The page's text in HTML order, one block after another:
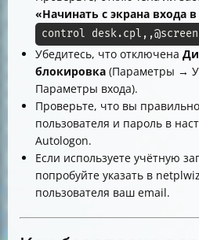
«Начинать с экрана входа
control
Убедитесь, что отключена
блокировка (Параметры →
Параметры входа).
Проверьте, что вы
пользователя и пароль в
Autologon.
Если используете учётную
попробуйте указать в
пользователя ваш email.